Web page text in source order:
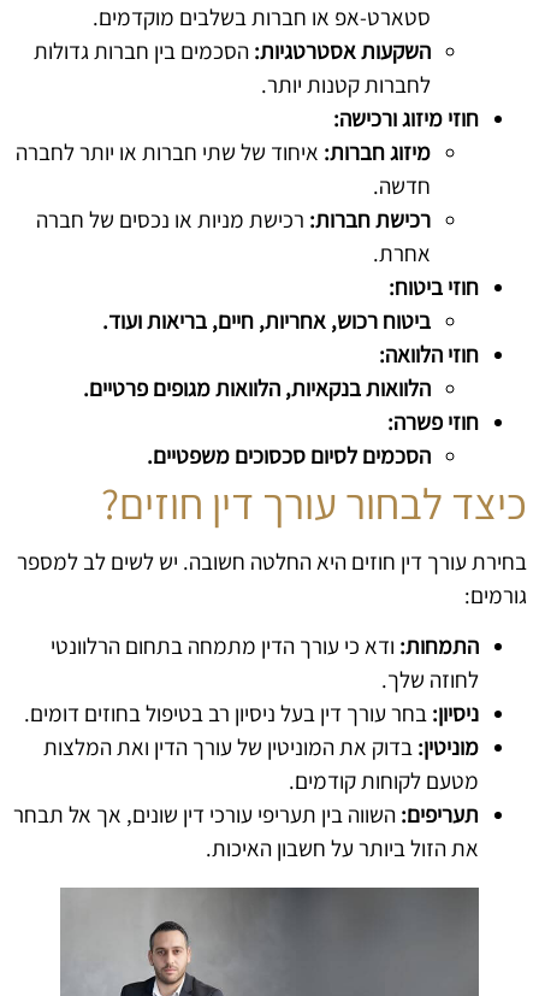
סטארט-אפ או חברות בשלבים מוקדמים.
השקעות אסטרטגיות: הסכמים בין חברות גדולות
לחברות קטנות יותר.
חוזי מיזוג ורכישה:
מיזוג חברות: איחוד של שתי חברות או יותר לחברה
חדשה.
רכישת חברות: רכישת מניות או נכסים של חברה
אחרת.
חוזי ביטוח:
ביטוח רכוש, אחריות, חיים, בריאות ועוד.
חוזי הלוואה:
הלוואות בנקאיות, הלוואות מגופים פרטיים.
חוזי פשרה:
הסכמים לסיום סכסוכים משפטיים.
כיצד לבחור עורך דין חוזים?
בחירת עורך דין חוזים היא החלטה חשובה. יש לשים לב למספר
גורמים:
התמחות: ודא כי עורך הדין מתמחה בתחום הרלוונטי
לחוזה שלך.
ניסיון: בחר עורך דין בעל ניסיון רב בטיפול בחוזים דומים.
מוניטין: בדוק את המוניטין של עורך הדין ואת המלצות
מטעם לקוחות קודמים.
תעריפים: השווה בין תעריפי עורכי דין שונים, אך אל תבחר
את הזול ביותר על חשבון האיכות.